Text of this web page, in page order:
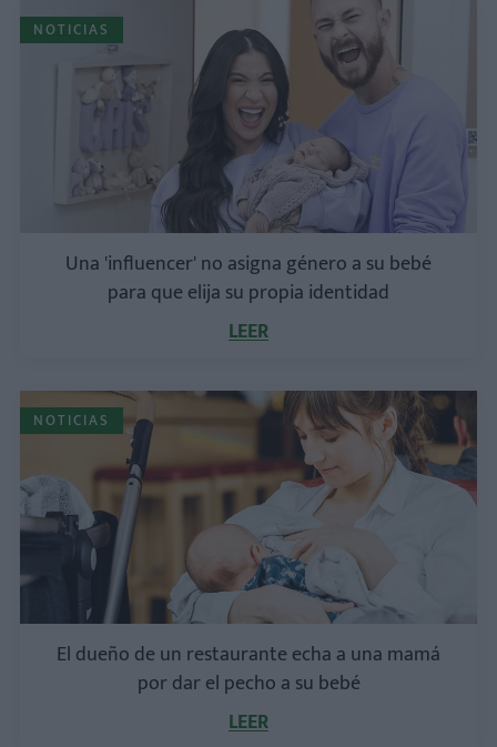
NOTICIAS
Una 'influencer' no asigna género a su bebé
para que elija su propia identidad
LEER
NOTICIAS
El dueño de un restaurante echa a una mamá
por dar el pecho a su bebé
LEER